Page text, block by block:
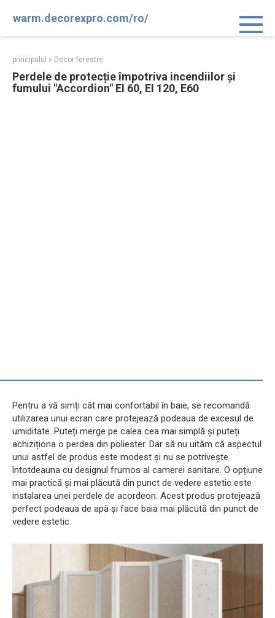
warm.decorexpro.com/ro/
principalul » Decor ferestre
Perdele de protecție împotriva incendiilor și
fumului "Accordion" EI 60, EI 120, E60
Pentru a vă simți cât mai confortabil în baie, se recomandă
utilizarea unui ecran care protejează podeaua de excesul de
umiditate. Puteți merge pe calea cea mai simplă și puteți
achiziționa o perdea din poliester. Dar să nu uităm că aspectul
unui astfel de produs este modest și nu se potrivește
întotdeauna cu designul frumos al camerei sanitare. O opțiune
mai practică și mai plăcută din punct de vedere estetic este
instalarea unei perdele de acordeon. Acest produs protejează
perfect podeaua de apă și face baia mai plăcută din punct de
vedere estetic.